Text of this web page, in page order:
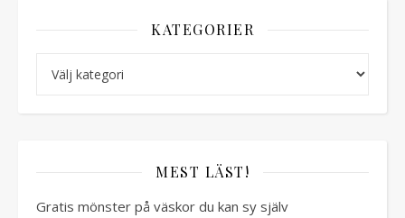
KATEGORIER
MEST LÄST!
Gratis mönster på väskor du kan sy själv